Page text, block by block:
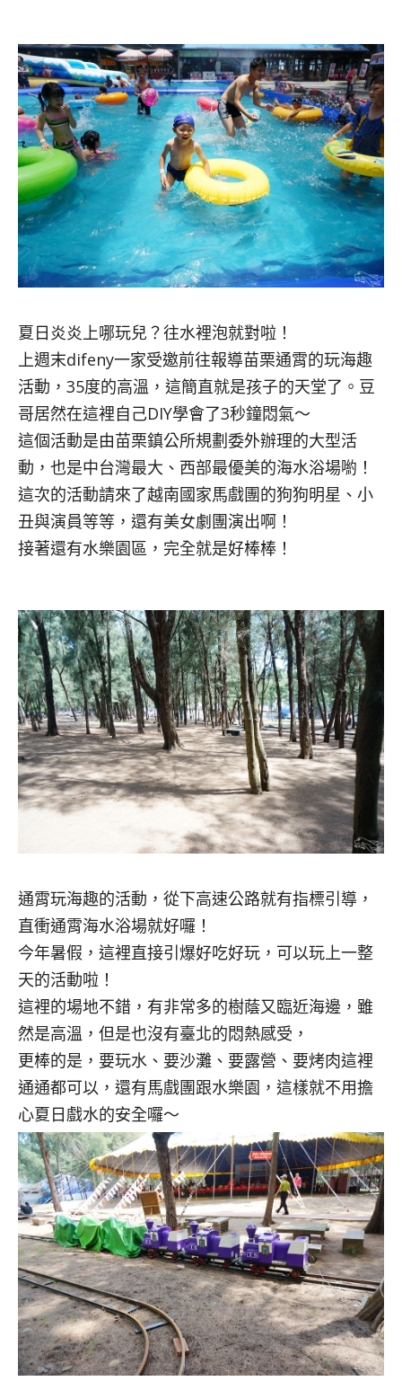
夏日炎炎上哪玩兒？往水裡泡就對啦！
上週末difeny一家受邀前往報導苗栗通霄的玩海趣
活動，35度的高溫，這簡直就是孩子的天堂了。豆
哥居然在這裡自己DIY學會了3秒鐘悶氣～
這個活動是由苗栗鎮公所規劃委外辦理的大型活
動，也是中台灣最大、西部最優美的海水浴場喲！
這次的活動請來了越南國家馬戲團的狗狗明星、小
丑與演員等等，還有美女劇團演出啊！
接著還有水樂園區，完全就是好棒棒！
通霄玩海趣的活動，從下高速公路就有指標引導，
直衝通霄海水浴場就好囉！
今年暑假，這裡直接引爆好吃好玩，可以玩上一整
天的活動啦！
這裡的場地不錯，有非常多的樹蔭又臨近海邊，雖
然是高溫，但是也沒有臺北的悶熱感受，
更棒的是，要玩水、要沙灘、要露營、要烤肉這裡
通通都可以，還有馬戲團跟水樂園，這樣就不用擔
心夏日戲水的安全囉～